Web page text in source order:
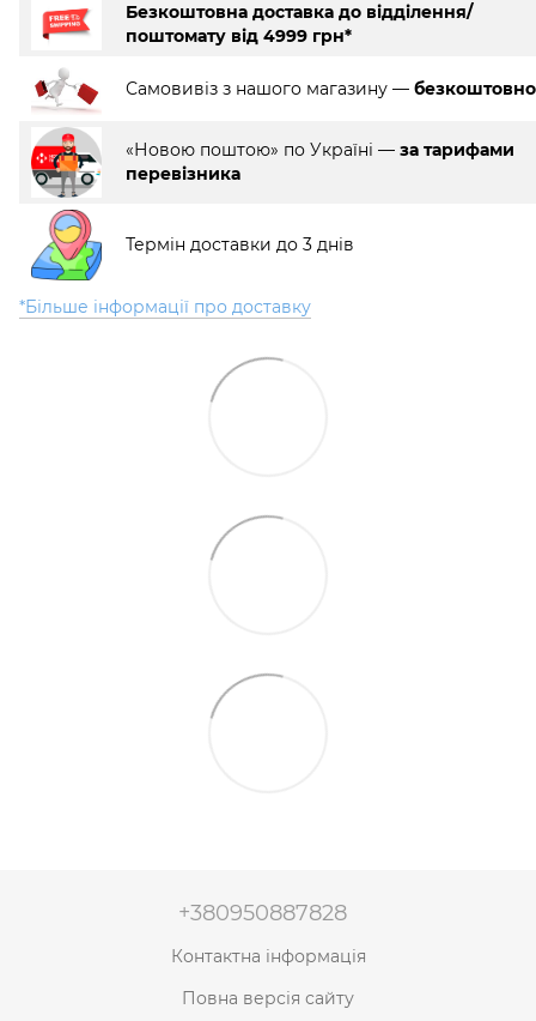
Безкоштовна доставка до відділення/
поштомату від 4999 грн*
Самовивіз з нашого магазину — безкоштовно
«Новою поштою» по Україні — за тарифами
перевізника
Термін доставки до 3 днів
*Більше інформації про доставку
+380950887828
Контактна інформація
Повна версія сайту